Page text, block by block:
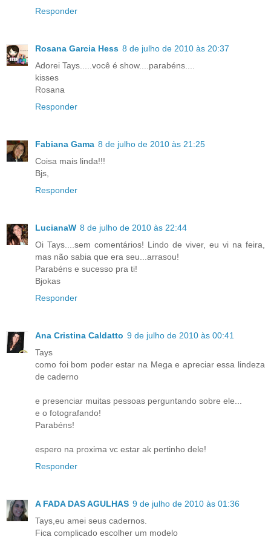
Responder
Rosana Garcia Hess 8 de julho de 2010 às 20:37
Adorei Tays.....você é show....parabéns....
kisses
Rosana
Responder
Fabiana Gama 8 de julho de 2010 às 21:25
Coisa mais linda!!!
Bjs,
Responder
LucianaW 8 de julho de 2010 às 22:44
Oi Tays....sem comentários! Lindo de viver, eu vi na feira,
mas não sabia que era seu...arrasou!
Parabéns e sucesso pra ti!
Bjokas
Responder
Ana Cristina Caldatto 9 de julho de 2010 às 00:41
Tays
como foi bom poder estar na Mega e apreciar essa lindeza
de caderno
e presenciar muitas pessoas perguntando sobre ele...
e o fotografando!
Parabéns!
espero na proxima vc estar ak pertinho dele!
Responder
A FADA DAS AGULHAS 9 de julho de 2010 às 01:36
Tays,eu amei seus cadernos.
Fica complicado escolher um modelo